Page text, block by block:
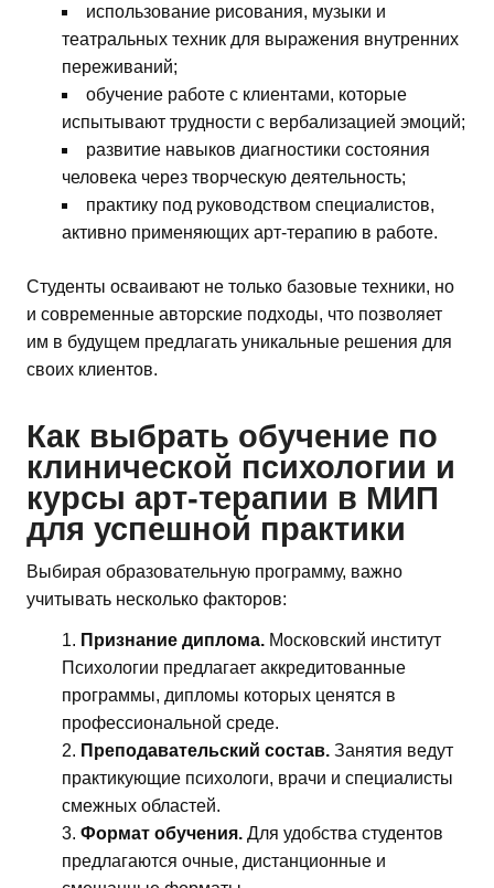
использование рисования, музыки и
театральных техник для выражения внутренних
переживаний;
обучение работе с клиентами, которые
испытывают трудности с вербализацией эмоций;
развитие навыков диагностики состояния
человека через творческую деятельность;
практику под руководством специалистов,
активно применяющих арт-терапию в работе.
Студенты осваивают не только базовые техники, но
и современные авторские подходы, что позволяет
им в будущем предлагать уникальные решения для
своих клиентов.
Как выбрать обучение по
клинической психологии и
курсы арт-терапии в МИП
для успешной практики
Выбирая образовательную программу, важно
учитывать несколько факторов:
Признание диплома. Московский институт
Психологии предлагает аккредитованные
программы, дипломы которых ценятся в
профессиональной среде.
Преподавательский состав. Занятия ведут
практикующие психологи, врачи и специалисты
смежных областей.
Формат обучения. Для удобства студентов
предлагаются очные, дистанционные и